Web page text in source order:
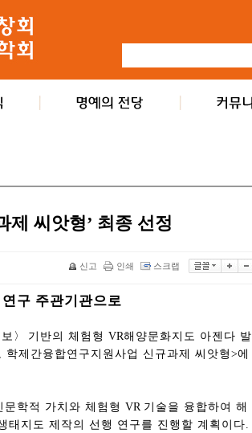
제 씨앗형’ 최종 선정
신고 인쇄 스크랩
구 주관기관으로
〉 기반의 체험형 VR해양문화지도 아젠다 발
학제간융합연구지원사업 신규과제 씨앗형 >에
문학적 가치와 체험형 VR 기술을 융합하여 해
태지도 제작의 선행 연구를 진행할 계획이다.